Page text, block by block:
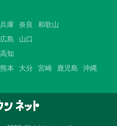
兵庫 奈良
和歌山
広島
山口
高知
熊本 大分 宮崎 鹿児島 沖縄